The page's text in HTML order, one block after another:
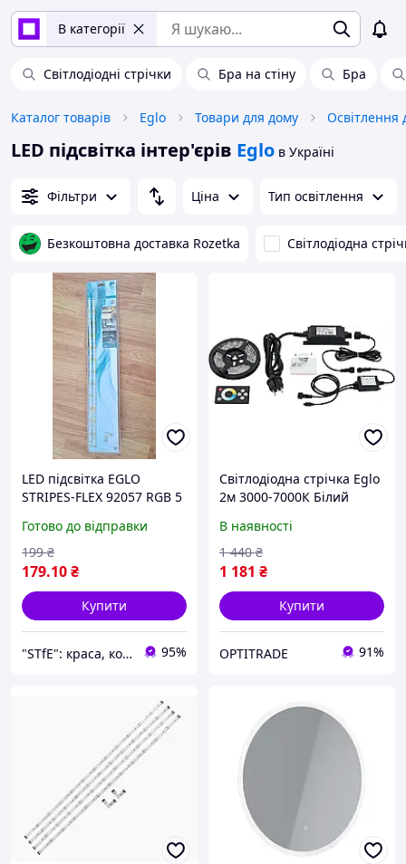
В категорії
Світлодіодні стрічки Бра на стіну Бра
Каталог товарів Eglo Товари для дому Освітлення
LED підсвітка інтер'єрів Eglo в Україні
Фільтри Ціна Тип освітлення
Безкоштовна доставка Rozetka Світлодіодна
LED підсвітка EGLO
STRIPES-FLEX 92057 RGB 5
кольорове освітлення
Готово до відправки
179.10₴
199 ₴
Купити
"STfE": краса, комфорт і задоволення! 95%
Світлодіодна стрічка Eglo
2м 3000-7000К Білий
(Eg_97925)
В наявності
1 181 ₴
1 440 ₴
Купити
OPTITRADE 91%